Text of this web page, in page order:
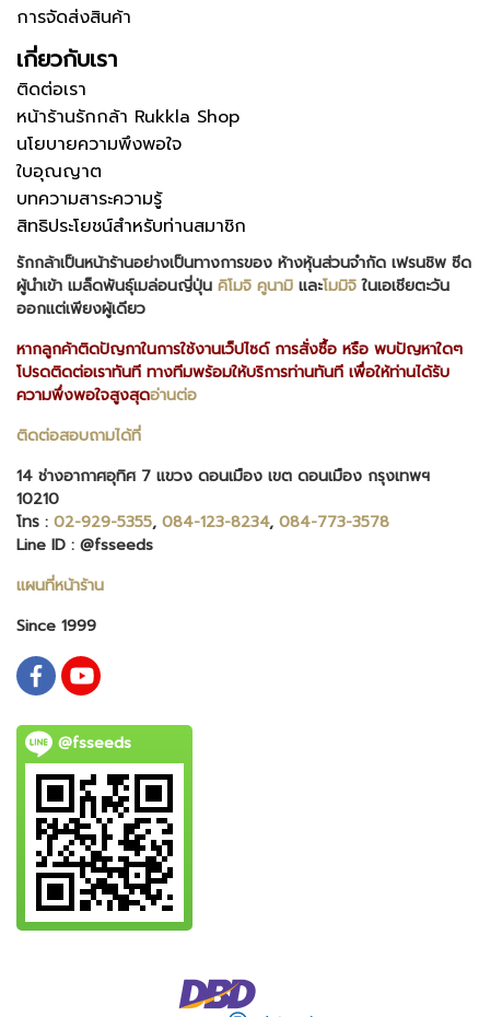
การจัดส่งสินค้า
เกี่ยวกับเรา
ติดต่อเรา
หน้าร้านรักกล้า Rukkla Shop
นโยบายความพึงพอใจ
ใบอุณญาต
บทความสาระความรู้
สิทธิประโยชน์สำหรับท่านสมาชิก
รักกล้าเป็นหน้าร้านอย่างเป็นทางการของ ห้างหุ้นส่วนจำกัด เฟรนชิพ ซีด
ผู้นำเข้า เมล็ดพันธุ์เมล่อนญี่ปุ่น คิโมจิ คูนามิ และโมมิจิในเอเชียตะวัน
ออกแต่เพียงผู้เดียว
หากลูกค้าติดปัญกาในการใช้งานเว็ปไซด์ การสั่งซื้อ หรือ พบปัญหาใดๆ
โปรดติดต่อเราทันที ทางทีมพร้อมให้บริการท่านทันที เพื่อให้ท่านได้รับ
ความพึ่งพอใจสูงสุดอ่านต่อ
ติดต่อสอบถามได้ที่
14 ช่างอากาศอุทิศ 7 แขวง ดอนเมือง เขต ดอนเมือง กรุงเทพฯ
10210
โทร : 02-929-5355, 084-123-8234, 084-773-3578
Line ID : @fsseeds
แผนที่หน้าร้าน
Since 1999
@fsseeds